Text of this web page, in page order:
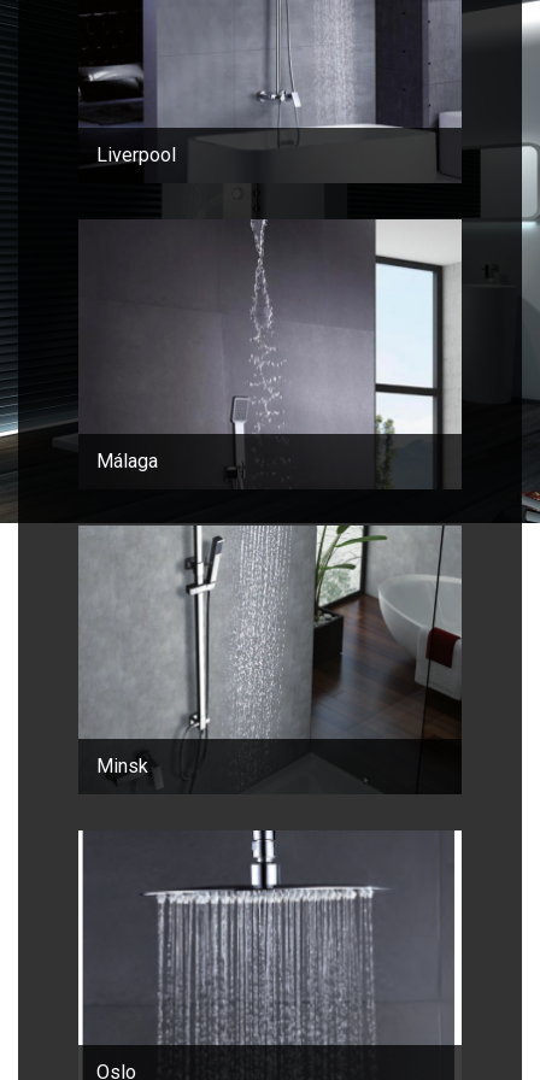
Liverpool
Málaga
Minsk
Oslo